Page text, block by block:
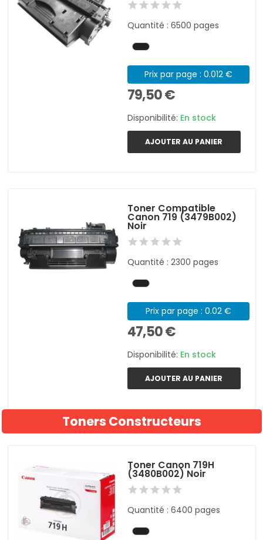
Quantité : 6500 pages
Prix par page : 0.012 €
79,50 €
Disponibilité: En stock
AJOUTER AU PANIER
Toner Compatible
Canon 719 (3479B002)
Noir
Quantité : 2300 pages
Prix par page : 0.02 €
47,50 €
Disponibilité: En stock
AJOUTER AU PANIER
Toners Constructeurs
Toner Canon 719H
(3480B002) Noir
Quantité : 6400 pages